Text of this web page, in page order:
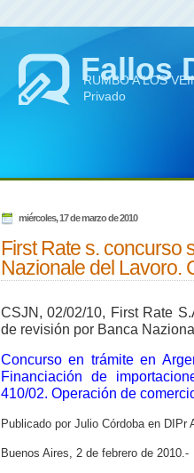
Fallos
RUMBO A LOS
Privado
miércoles, 17 de marzo de 2010
First Rate s. concurso
Nazionale del Lavoro.
CSJN, 02/02/10, First Rate
de revisión por Banca
Concurso en trámite en
Financiación de
410/02. Operación de
Publicado por Julio Córdoba en DIPr
Buenos Aires, 2 de febrero de 2010.-